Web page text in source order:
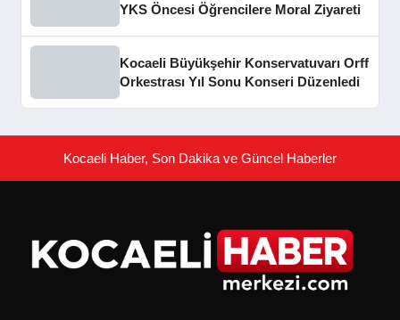
YKS Öncesi Öğrencilere Moral Ziyareti
Kocaeli Büyükşehir Konservatuvarı Orff
Orkestrası Yıl Sonu Konseri Düzenledi
Kocaeli Haber, Son Dakika ve Güncel Haberler